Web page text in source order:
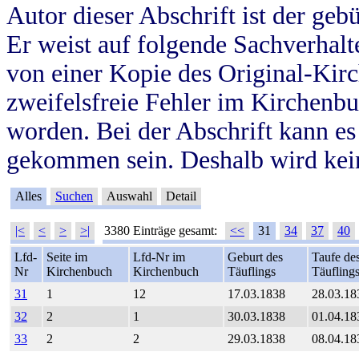
Autor dieser Abschrift ist der
Er weist auf folgende
von einer Kopie des Original-
zweifelsfreie Fehler im
worden. Bei der Abschrift kann
gekommen sein. Deshalb wird
Alles Suchen Auswahl Detail
|< < > >| 3380 Einträge gesamt: << 31 34 37
40
Lfd-
Nr
Seite im
Kirchenbuch
Lfd-Nr im
Kirchenbuch
Geburt des
Täuflings
Taufe
Täuflings
31
1 12 17.03.1838
32
2 1 30.03.1838
33
2 2 29.03.1838